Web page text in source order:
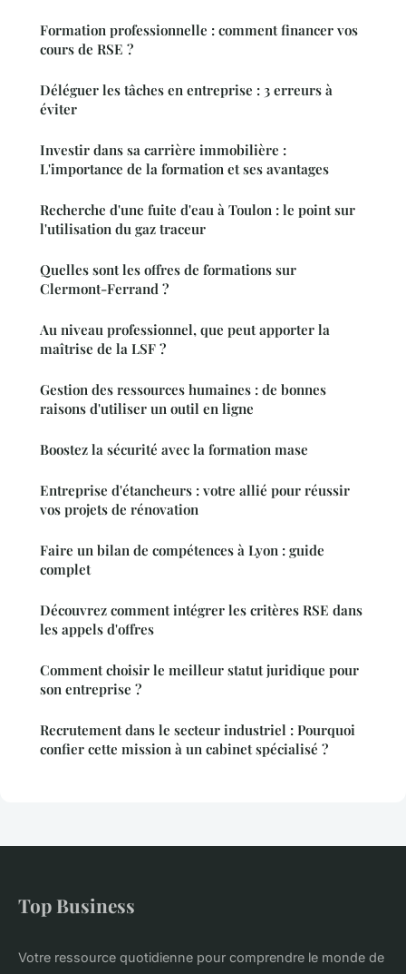
Formation professionnelle : comment financer vos
cours de RSE ?
Déléguer les tâches en entreprise : 3 erreurs à
éviter
Investir dans sa carrière immobilière :
L'importance de la formation et ses avantages
Recherche d'une fuite d'eau à Toulon : le point sur
l'utilisation du gaz traceur
Quelles sont les offres de formations sur
Clermont-Ferrand ?
Au niveau professionnel, que peut apporter la
maîtrise de la LSF ?
Gestion des ressources humaines : de bonnes
raisons d'utiliser un outil en ligne
Boostez la sécurité avec la formation mase
Entreprise d'étancheurs : votre allié pour réussir
vos projets de rénovation
Faire un bilan de compétences à Lyon : guide
complet
Découvrez comment intégrer les critères RSE dans
les appels d'offres
Comment choisir le meilleur statut juridique pour
son entreprise ?
Recrutement dans le secteur industriel : Pourquoi
confier cette mission à un cabinet spécialisé ?
Top Business
Votre ressource quotidienne pour comprendre le monde de